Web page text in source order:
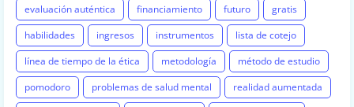
evaluación auténtica
financiamiento futuro
gratis
habilidades
ingresos instrumentos
lista de cotejo
línea de tiempo de la ética
metodología
método de estudio
pomodoro
problemas de salud mental
realidad aumentada